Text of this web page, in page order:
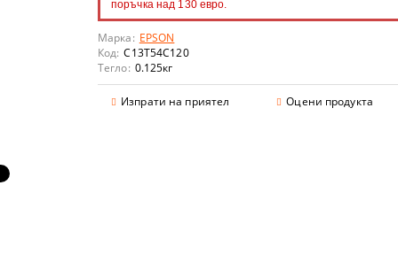
поръчка над 130 евро.
Марка: EPSON
Код: C13T54C120
Тегло: 0.125кг
Изпрати на приятел Оцени продукта